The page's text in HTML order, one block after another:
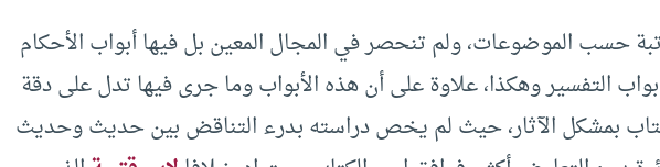
حسب الموضوعات، ولم تنحصر في المجال المعين بل فيها أبواب الأحكام
التفسير وهكذا، علاوة على أن هذه الأبواب وما جرى فيها تدل على دقة
بمشكل الآثار، حيث لم يخص دراسته بدرء التناقض بين حديث وحديث